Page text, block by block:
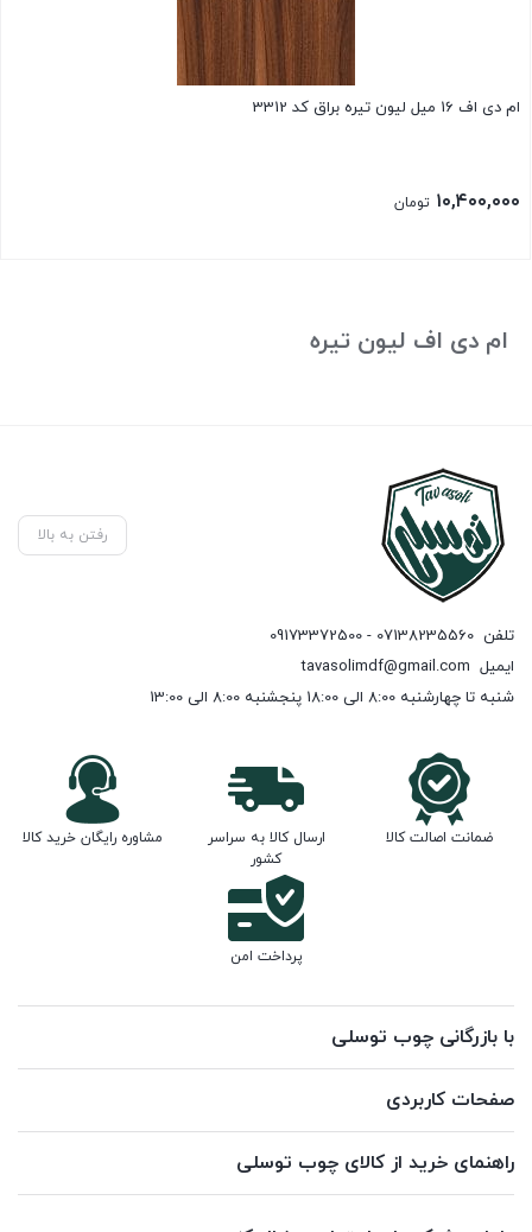
ام دی اف 16 میل لیون تیره براق کد 3312
۱۰,۴۰۰,۰۰۰ تومان
ام دی اف لیون تیره
رفتن به بالا
تلفن 07138235560 - 09173372500
ایمیل tavasolimdf@gmail.com
شنبه تا چهارشنبه 8:00 الی 18:00 پنجشنبه 8:00 الی 13:00
ضمانت اصالت کالا
ارسال کالا به سراسر
کشور
مشاوره رایگان خرید کالا
پرداخت امن
با بازرگانی چوب توسلی
صفحات کاربردی
راهنمای خرید از کالای چوب توسلی